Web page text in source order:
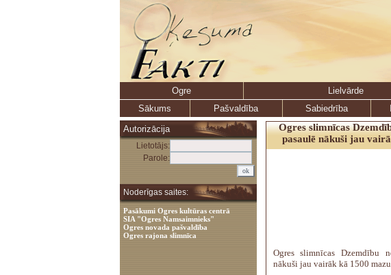
Ogre Lielvārde
Sākums
Pašvaldība Sabiedrība
Autorizācija
Lietotājs:
Parole:
Noderīgas saites:
Pasākumi Ogres kultūras centrā
SIA "Ogres Namsaimnieks"
Ogres novada pašvaldība
Ogres rajona slimnīca
Ogres slimnīcas
pasaulē nākuši jau
Ogres slimnīcas Dzemdību
nākuši jau vairāk kā 1500